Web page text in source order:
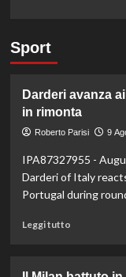
Sport
Darderi avanza
in rimonta
Roberto Parisi 9
IPA87327955 -
Darderi of Italy
Portugal during
Leggi tuttoLeggi